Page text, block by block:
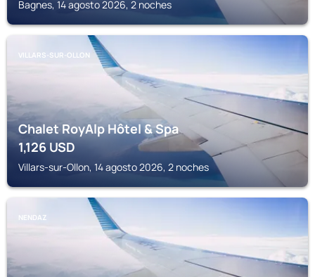
Bagnes, 14 agosto 2026, 2 noches
VILLARS-SUR-OLLON
Chalet RoyAlp Hôtel & Spa
1,126USD
Villars-sur-Ollon, 14 agosto 2026, 2 noches
NENDAZ